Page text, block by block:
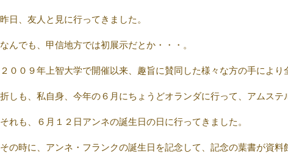
昨日、友人と見に行ってきました。
なんでも、甲信地方では初展示だとか・・・。
２００９年上智大学で開催以来、趣旨に賛同した様々な方の手によ
折しも、私自身、今年の６月にちょうどオランダに行って、アムス
それも、６月１２日アンネの誕生日の日に行ってきました。
その時に、アンネ・フランクの誕生日を記念して、記念の葉書が資